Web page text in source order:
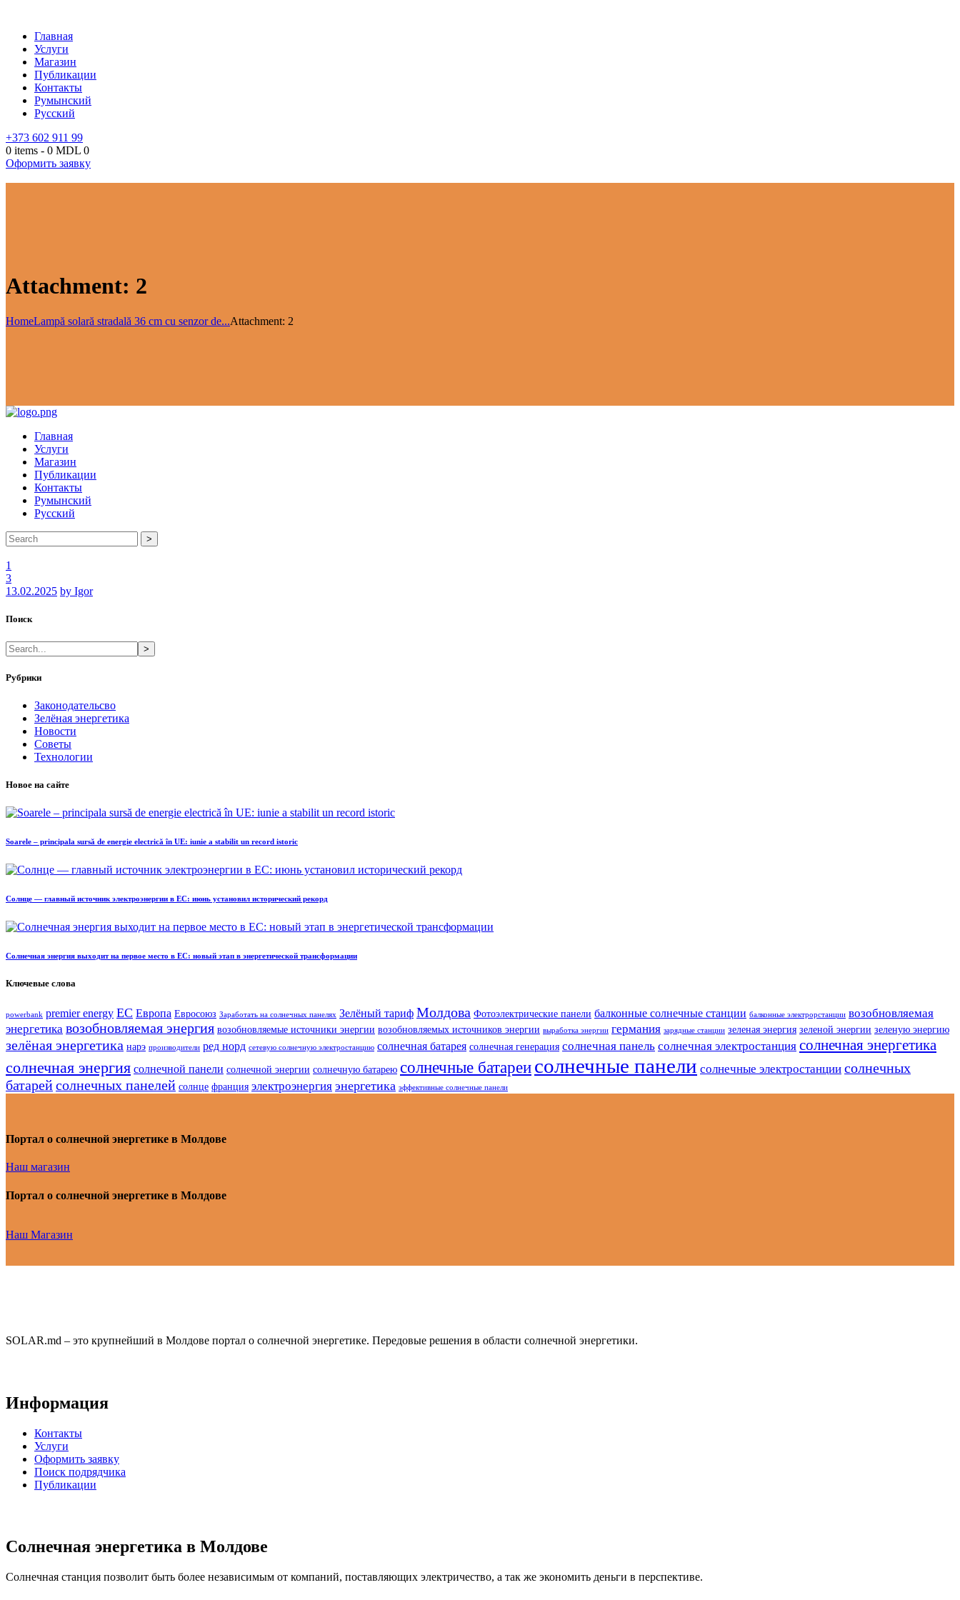
Главная
Услуги
Магазин
Публикации
Контакты
Румынский
Русский
+373 602 911 99
0 items - 0 MDL 0
Оформить заявку
Attachment: 2
HomeLampă solară stradală 36 cm cu senzor de...Attachment: 2
Главная
Услуги
Магазин
Публикации
Контакты
Румынский
Русский
>
1
3
13.02.2025 by Igor
Поиск
>
Рубрики
Законодательсво
Зелёная энергетика
Новости
Советы
Технологии
Новое на сайте
Soarele – principala sursă de energie electrică în UE: iunie a stabilit un record istoric
Солнце — главный источник электроэнергии в ЕС: июнь установил исторический рекорд
Солнечная энергия выходит на первое место в ЕС: новый этап в энергетической трансформации
Ключевые слова
powerbank premier energy ЕС Европа Евросоюз Заработать на солнечных панелях Зелёный тариф Молдова Фотоэлектрические панели балконные солнечные станции балконные электрорстанции возобновляемая
энергетика возобновляемая энергия возобновляемые источники энергии возобновляемых источников энергии выработка энергии германия зарядные станции зеленая энергия зеленой энергии зеленую энергию
зелёная энергетика нарэ производители ред норд сетевую солнечную электростанцию солнечная батарея солнечная генерация солнечная панель солнечная электростанция солнечная энергетика
солнечная энергия солнечной панели солнечной энергии солнечную батарею солнечные батареисолнечные панели солнечные электростанции солнечных
батарейсолнечных панелей солнце франция электроэнергия энергетика эффективные солнечные панели
Портал о солнечной энергетике в Молдове
Наш магазин
Портал о солнечной энергетике в Молдове
Наш Магазин
SOLAR.md – это крупнейший в Молдове портал о солнечной энергетике. Передовые решения в области солнечной энергетики.
Информация
Контакты
Услуги
Оформить заявку
Поиск подрядчика
Публикации
Солнечная энергетика в Молдове
Солнечная станция позволит быть более независимым от компаний, поставляющих электричество, а так же экономить деньги в перспективе.